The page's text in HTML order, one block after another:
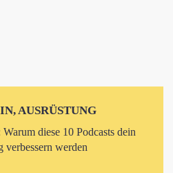
AUSRÜSTUNG
diese 10 Podcasts dein
verbessern werden